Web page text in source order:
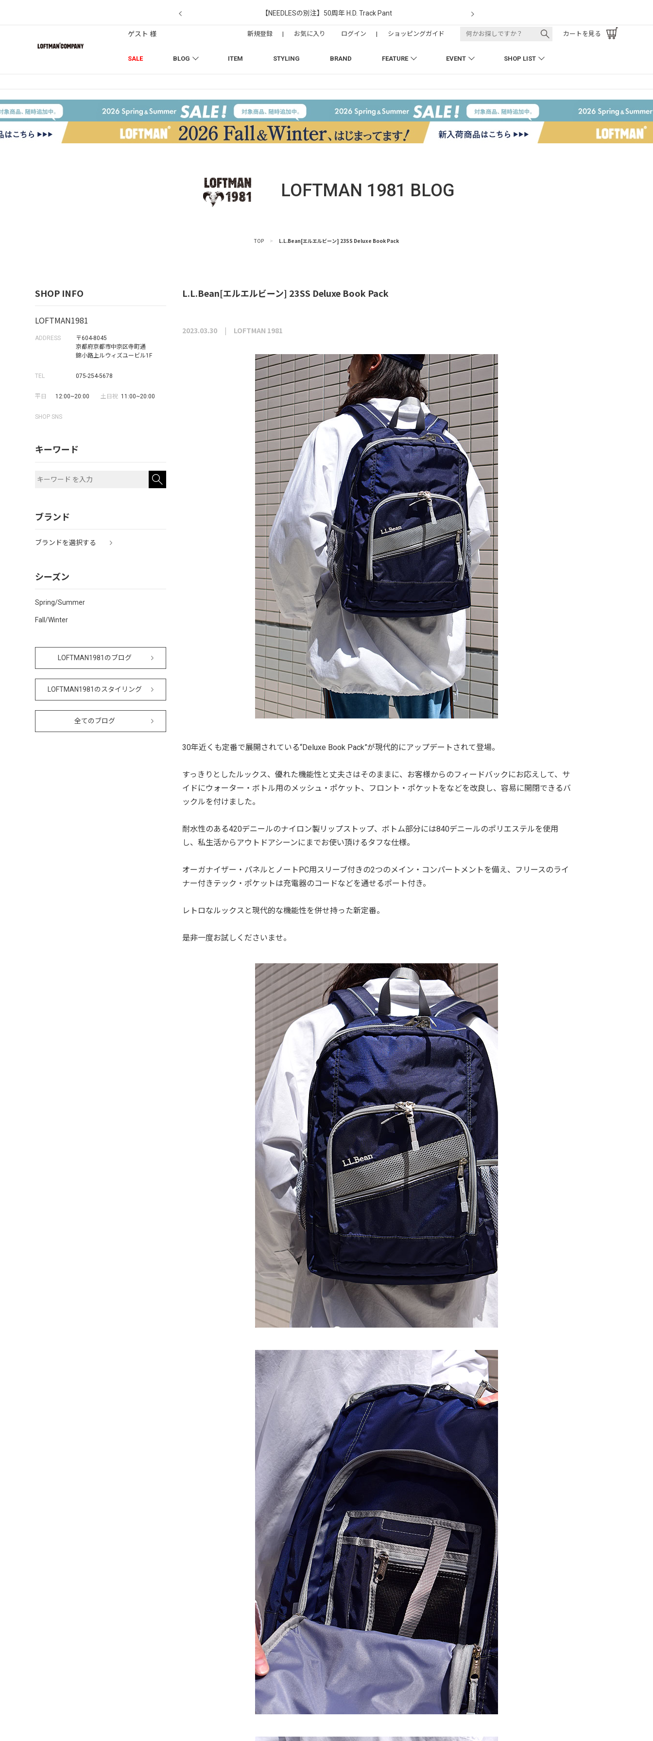
【NEEDLESの別注】50周年 H.D. Track Pant
SALE BLOG ITEM STYLING BRAND FEATURE EVENT SHOP LIST
ゲスト 様 新規登録 | お気に入り ログイン | ショッピングガイド カートを見る
LOFTMAN 1981 BLOG
TOP > L.L.Bean[エルエルビーン] 23SS Deluxe Book Pack
SHOP INFO
LOFTMAN1981
ADDRESS
〒604-8045
京都府京都市中京区寺町通
錦小路上ルウィズユービル1F
TEL 075-254-5678
平日 12:00~20:00 土日祝 11:00~20:00
SHOP SNS
キーワード
ブランド
ブランドを選択する
シーズン
Spring/Summer
Fall/Winter
LOFTMAN1981のブログ
LOFTMAN1981のスタイリング
全てのブログ
L.L.Bean[エルエルビーン] 23SS Deluxe Book Pack
2023.03.30 LOFTMAN 1981
30年近くも定番で展開されている“Deluxe Book Pack”が現代的にアップデートされて登場。
すっきりとしたルックス、優れた機能性と丈夫さはそのままに、お客様からのフィードバックにお応えして、サ
イドにウォーター・ボトル用のメッシュ・ポケット、フロント・ポケットをなどを改良し、容易に開閉できるバ
ックルを付けました。
耐水性のある420デニールのナイロン製リップストップ、ボトム部分には840デニールのポリエステルを使用
し、私生活からアウトドアシーンにまでお使い頂けるタフな仕様。
オーガナイザー・パネルとノートPC用スリーブ付きの2つのメイン・コンパートメントを備え、フリースのライ
ナー付きテック・ポケットは充電器のコードなどを通せるポート付き。
レトロなルックスと現代的な機能性を併せ持った新定番。
是非一度お試しくださいませ。